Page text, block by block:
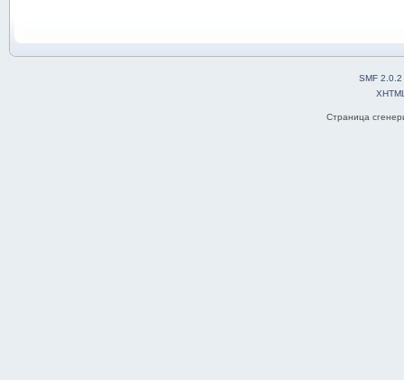
SMF 2.0.2
Страница